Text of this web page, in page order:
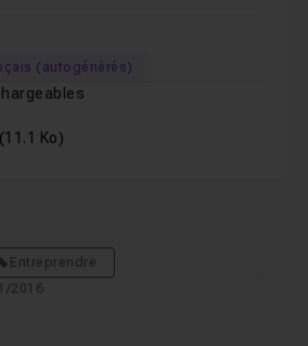
(autogénérés)
(11.1 Ko)
Entreprendre
2016